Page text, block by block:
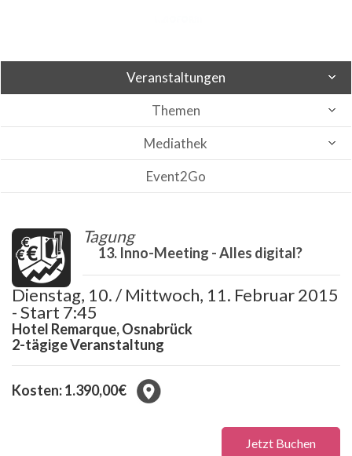
Veranstaltungen
Themen
Mediathek
Event2Go
Tagung
13. Inno-Meeting - Alles digital?
Dienstag, 10. / Mittwoch, 11. Februar 2015
- Start 7:45
Hotel Remarque, Osnabrück
2-tägige Veranstaltung
Kosten: 1.390,00€
Jetzt Buchen